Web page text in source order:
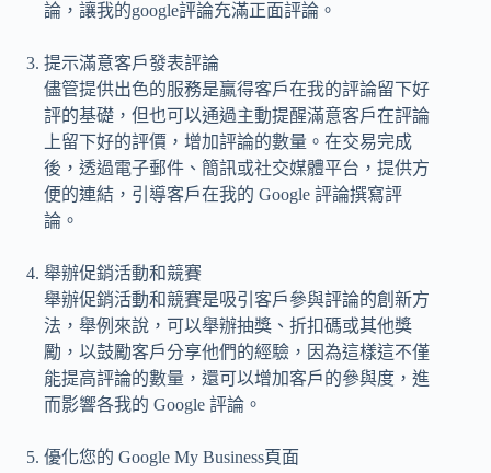
論，讓我的google評論充滿正面評論。
提示滿意客戶發表評論
儘管提供出色的服務是贏得客戶在我的評論留下好
評的基礎，但也可以通過主動提醒滿意客戶在評論
上留下好的評價，增加評論的數量。在交易完成
後，透過電子郵件、簡訊或社交媒體平台，提供方
便的連結，引導客戶在我的 Google 評論撰寫評
論。
舉辦促銷活動和競賽
舉辦促銷活動和競賽是吸引客戶參與評論的創新方
法，舉例來說，可以舉辦抽獎、折扣碼或其他獎
勵，以鼓勵客戶分享他們的經驗，因為這樣這不僅
能提高評論的數量，還可以增加客戶的參與度，進
而影響各我的 Google 評論。
優化您的 Google My Business頁面